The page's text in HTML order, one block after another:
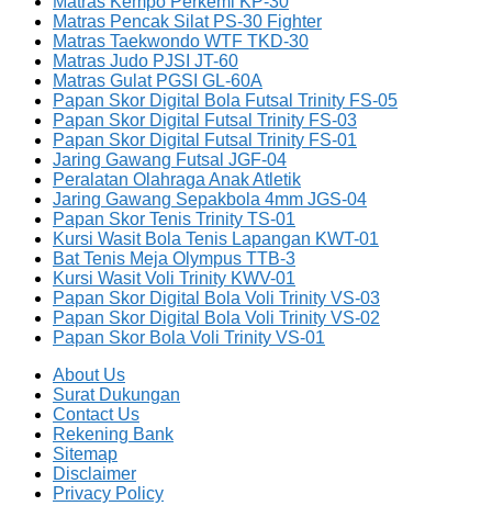
Matras Pencak Silat PS-30 Fighter
Matras Taekwondo WTF TKD-30
Matras Judo PJSI JT-60
Matras Gulat PGSI GL-60A
Papan Skor Digital Bola Futsal Trinity FS-05
Papan Skor Digital Futsal Trinity FS-03
Papan Skor Digital Futsal Trinity FS-01
Jaring Gawang Futsal JGF-04
Peralatan Olahraga Anak Atletik
Jaring Gawang Sepakbola 4mm JGS-04
Papan Skor Tenis Trinity TS-01
Kursi Wasit Bola Tenis Lapangan KWT-01
Bat Tenis Meja Olympus TTB-3
Kursi Wasit Voli Trinity KWV-01
Papan Skor Digital Bola Voli Trinity VS-03
Papan Skor Digital Bola Voli Trinity VS-02
Papan Skor Bola Voli Trinity VS-01
About Us
Surat Dukungan
Contact Us
Rekening Bank
Sitemap
Disclaimer
Privacy Policy